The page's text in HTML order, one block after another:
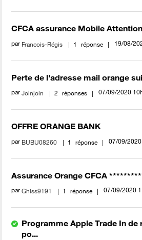
CFCA assurance Mobile Attention
par Francois-Régis 1 réponse ‎19/08/
Perte de l'adresse mail orange
parJoinjoin 2 réponses ‎07/09/2020
OFFRE ORANGE BANK
par BUBU08260 1 réponse ‎07/09/2020
Assurance Orange CFCA
parGhiss9191 1 réponse ‎07/09/2020
Programme Apple Trade In de
po...